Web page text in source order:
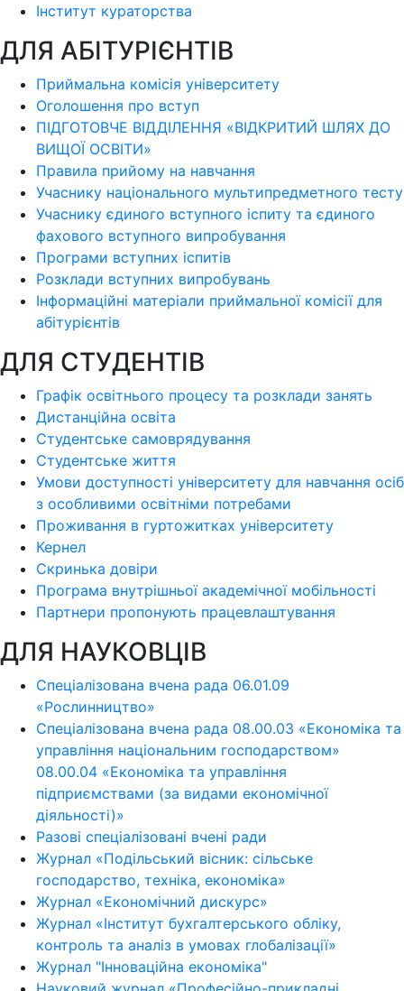
Інститут кураторства
ДЛЯ АБІТУРІЄНТІВ
Приймальна комісія університету
Оголошення про вступ
ПІДГОТОВЧЕ ВІДДІЛЕННЯ «ВІДКРИТИЙ ШЛЯХ ДО
ВИЩОЇ ОСВІТИ»
Правила прийому на навчання
Учаснику національного мультипредметного тесту
Учаснику єдиного вступного іспиту та єдиного
фахового вступного випробування
Програми вступних іспитів
Розклади вступних випробувань
Інформаційні матеріали приймальної комісії для
абітурієнтів
ДЛЯ СТУДЕНТІВ
Графік освітнього процесу та розклади занять
Дистанційна освіта
Студентське самоврядування
Студентське життя
Умови доступності університету для навчання осіб
з особливими освітніми потребами
Проживання в гуртожитках університету
Кернел
Скринька довіри
Програма внутрішньої академічної мобільності
Партнери пропонують працевлаштування
ДЛЯ НАУКОВЦІВ
Спеціалізована вчена рада 06.01.09
«Рослинництво»
Спеціалізована вчена рада 08.00.03 «Економіка та
управління національним господарством»
08.00.04 «Економіка та управління
підприємствами (за видами економічної
діяльності)»
Разові спеціалізовані вчені ради
Журнал «Подільський вісник: сільське
господарство, техніка, економіка»
Журнал «Економічний дискурс»
Журнал «Інститут бухгалтерського обліку,
контроль та аналіз в умовах глобалізації»
Журнал "Інноваційна економіка"